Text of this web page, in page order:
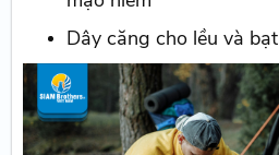
Dây căng cho lều và bạt